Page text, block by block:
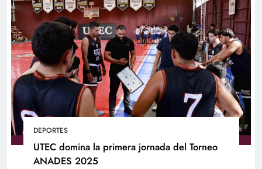
DEPORTES
UTEC domina la primera jornada del Torneo
ANADES 2025